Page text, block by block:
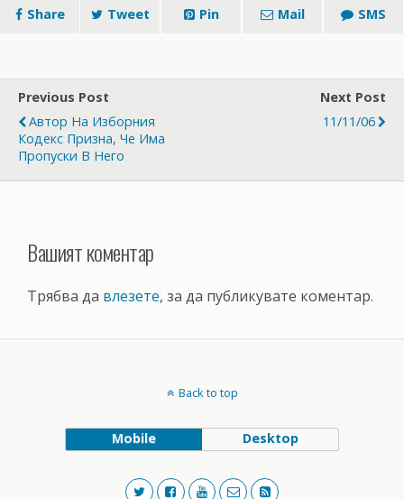
Share Tweet Pin Mail SMS
Previous Post
Автор На Изборния
Кодекс Призна, Че Има
Пропуски В Него
Next Post
11/11/06
Вашият коментар
Трябва да влезете, за да публикувате коментар.
Back to top
Mobile Desktop